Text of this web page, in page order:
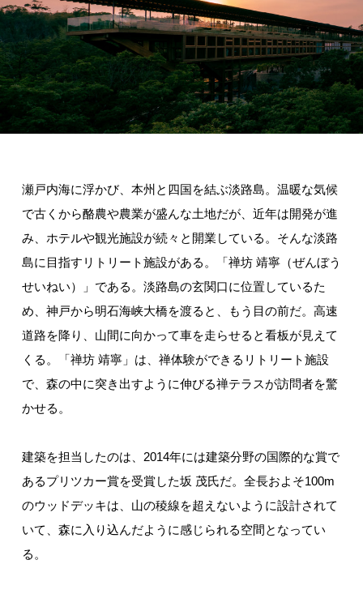
瀬戸内海に浮かび、本州と四国を結ぶ淡路島。温暖な気候
で古くから酪農や農業が盛んな土地だが、近年は開発が進
み、ホテルや観光施設が続々と開業している。そんな淡路
島に目指すリトリート施設がある。「禅坊 靖寧（ぜんぼう
せいねい）」である。淡路島の玄関口に位置しているた
め、神戸から明石海峡大橋を渡ると、もう目の前だ。高速
道路を降り、山間に向かって車を走らせると看板が見えて
くる。「禅坊 靖寧」は、禅体験ができるリトリート施設
で、森の中に突き出すように伸びる禅テラスが訪問者を驚
かせる。
建築を担当したのは、2014年には建築分野の国際的な賞で
あるプリツカー賞を受賞した坂 茂氏だ。全長およそ100m
のウッドデッキは、山の稜線を超えないように設計されて
いて、森に入り込んだように感じられる空間となってい
る。